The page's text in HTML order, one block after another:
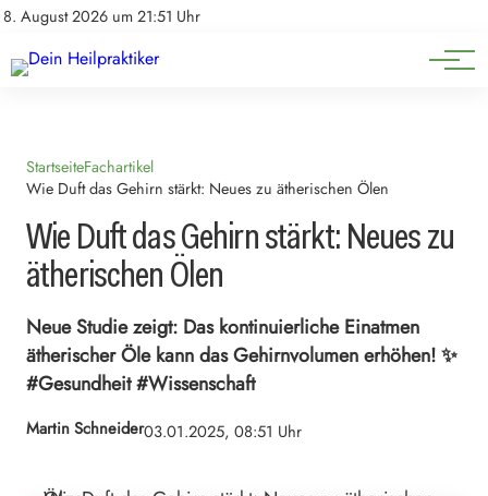
8. August 2026 um 21:51 Uhr
Impressum
Natürliche Medizin
Heilpflanzen & Kräuterkunde
StartseiteFachartikel
Wie Duft das Gehirn stärkt: Neues zu ätherischen Ölen
Wie Duft das Gehirn stärkt: Neues zu
ätherischen Ölen
Neue Studie zeigt: Das kontinuierliche Einatmen
ätherischer Öle kann das Gehirnvolumen erhöhen! ✨
#Gesundheit #Wissenschaft
Martin Schneider03.01.2025, 08:51 Uhr